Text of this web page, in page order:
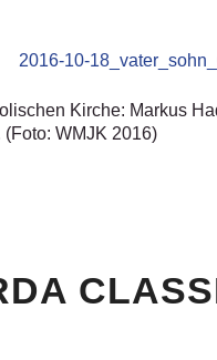
Kirche: Markus
WMJK 2016)